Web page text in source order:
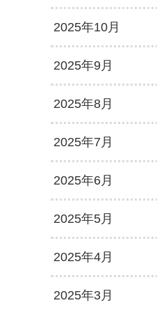
2025年10月
2025年9月
2025年8月
2025年7月
2025年6月
2025年5月
2025年4月
2025年3月